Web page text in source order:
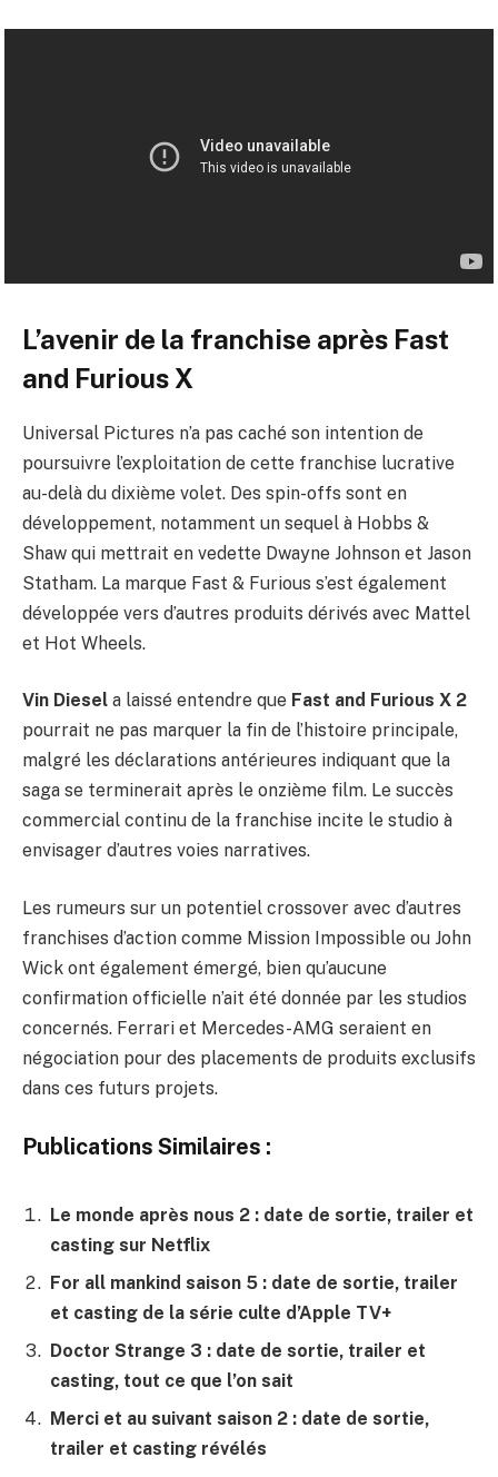
L’avenir de la franchise après Fast
and Furious X
Universal Pictures n’a pas caché son intention de
poursuivre l’exploitation de cette franchise lucrative
au-delà du dixième volet. Des spin-offs sont en
développement, notamment un sequel à Hobbs &
Shaw qui mettrait en vedette Dwayne Johnson et Jason
Statham. La marque Fast & Furious s’est également
développée vers d’autres produits dérivés avec Mattel
et Hot Wheels.
Vin Diesel a laissé entendre que Fast and Furious X 2
pourrait ne pas marquer la fin de l’histoire principale,
malgré les déclarations antérieures indiquant que la
saga se terminerait après le onzième film. Le succès
commercial continu de la franchise incite le studio à
envisager d’autres voies narratives.
Les rumeurs sur un potentiel crossover avec d’autres
franchises d’action comme Mission Impossible ou John
Wick ont également émergé, bien qu’aucune
confirmation officielle n’ait été donnée par les studios
concernés. Ferrari et Mercedes-AMG seraient en
négociation pour des placements de produits exclusifs
dans ces futurs projets.
Publications Similaires :
Le monde après nous 2 : date de sortie, trailer et
casting sur Netflix
For all mankind saison 5 : date de sortie, trailer
et casting de la série culte d’Apple TV+
Doctor Strange 3 : date de sortie, trailer et
casting, tout ce que l’on sait
Merci et au suivant saison 2 : date de sortie,
trailer et casting révélés